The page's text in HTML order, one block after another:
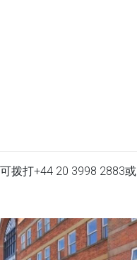
拨打+44 20 3998 2883或